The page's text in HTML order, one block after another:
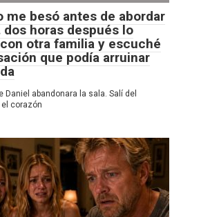
me besó antes de abordar
horas después lo
otra familia y escuché
que podía arruinar
Daniel abandonara la sala. Salí del
corazón